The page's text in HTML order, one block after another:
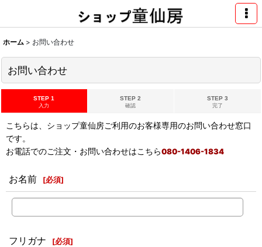
ホーム > お問い合わせ
お問い合わせ
STEP 1
入力
STEP 2
確認
STEP 3
完了
こちらは、ショップ童仙房ご利用のお客様専用のお問い合わせ窓口
です。
お電話でのご注文・お問い合わせはこちら080-1406-1834
お名前 [必須]
フリガナ [必須]